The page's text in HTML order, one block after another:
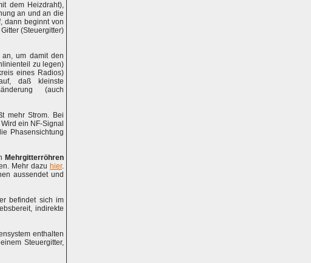
dem Heizdraht),
an und an die
dann beginnt von
(Steuergitter)
um damit den
zu legen)
eines Radios)
daß kleinste
(auch
mehr Strom. Bei
ein NF-Signal
Phasensichtung
Mehrgitterröhren
Mehr dazu hier.
aussendet und
befindet sich im
indirekte
enthalten
Steuergitter,